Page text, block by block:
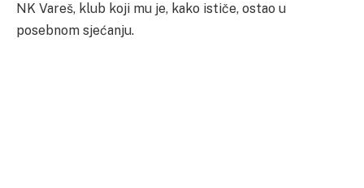
NK Vareš, klub koji mu je, kako ističe, ostao u
posebnom sjećanju.